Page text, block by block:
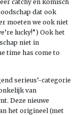
catchy en komisch
dat ook
moeten we ook niet
lucky!”) Ook het
niet in
time has come to
serieus’-categorie
van
Deze nieuwe
het origineel (met